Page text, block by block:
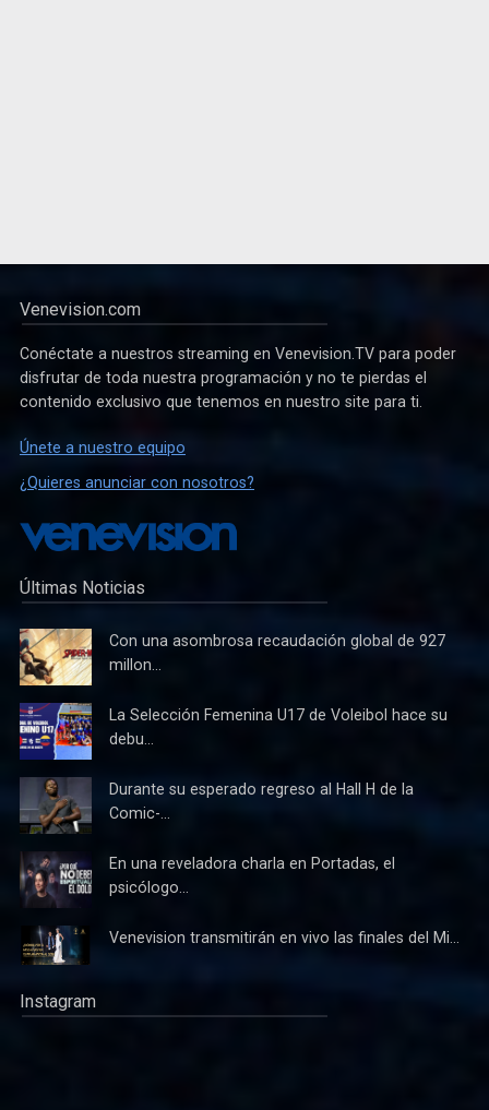
Venevision.com
Conéctate a nuestros streaming en Venevision.TV para poder
disfrutar de toda nuestra programación y no te pierdas el
contenido exclusivo que tenemos en nuestro site para ti.
Únete a nuestro equipo
¿Quieres anunciar con nosotros?
Últimas Noticias
Con una asombrosa recaudación global de 927
millon...
La Selección Femenina U17 de Voleibol hace su
debu...
Durante su esperado regreso al Hall H de la
Comic-...
En una reveladora charla en Portadas, el
psicólogo...
Venevision transmitirán en vivo las finales del Mi...
Instagram